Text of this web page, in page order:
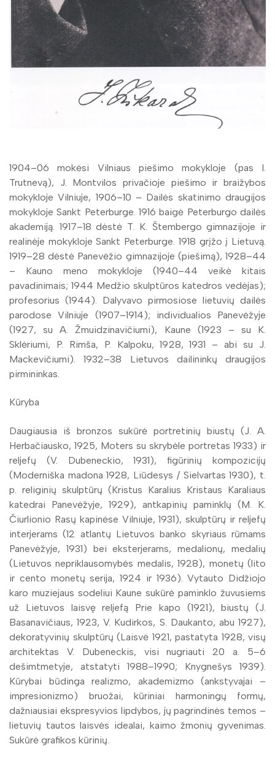
1904–06 mokėsi Vilniaus piešimo mokykloje (pas I.
Trutnevą), J. Montvilos privačioje piešimo ir braižybos
mokykloje Vilniuje, 1906–10 – Dailės skatinimo draugijos
mokykloje Sankt Peterburge. 1916 baigė Peterburgo dailės
akademiją. 1917–18 dėstė T. K. Štembergo gimnazijoje ir
realinėje mokykloje Sankt Peterburge. 1918 grįžo į Lietuvą.
1919–28 dėstė Panevėžio gimnazijoje (piešimą), 1928–44
– Kauno meno mokykloje (1940–44 veikė kitais
pavadinimais; 1944 Medžio skulptūros katedros vedėjas);
profesorius (1944). Dalyvavo pirmosiose lietuvių dailės
parodose Vilniuje (1907–1914); individualios Panevėžyje
(1927, su A. Žmuidzinavičiumi), Kaune (1923 – su K.
Sklėriumi, P. Rimša, P. Kalpoku, 1928, 1931 – abi su J.
Mackevičiumi). 1932–38 Lietuvos dailininkų draugijos
pirmininkas.
Kūryba
Daugiausia iš bronzos sukūrė portretinių biustų (J. A.
Herbačiausko, 1925, Moters su skrybėle portretas 1933) ir
reljefų (V. Dubeneckio, 1931), figūrinių kompozicijų
(Moderniška madona 1928, Liūdesys / Sielvartas 1930), t.
p. religinių skulptūrų (Kristus Karalius Kristaus Karaliaus
katedrai Panevėžyje, 1929), antkapinių paminklų (M. K.
Čiurlionio Rasų kapinėse Vilniuje, 1931), skulptūrų ir reljefų
interjerams (12 atlantų Lietuvos banko skyriaus rūmams
Panevėžyje, 1931) bei eksterjerams, medalionų, medalių
(Lietuvos nepriklausomybės medalis, 1928), monetų (lito
ir cento monetų serija, 1924 ir 1936). Vytauto Didžiojo
karo muziejaus sodeliui Kaune sukūrė paminklo žuvusiems
už Lietuvos laisvę reljefą Prie kapo (1921), biustų (J.
Basanavičiaus, 1923, V. Kudirkos, S. Daukanto, abu 1927),
dekoratyvinių skulptūrų (Laisvė 1921, pastatyta 1928, visų
architektas V. Dubeneckis, visi nugriauti 20 a. 5–6
dešimtmetyje, atstatyti 1988–1990; Knygnešys 1939).
Kūrybai būdinga realizmo, akademizmo (ankstyvajai –
impresionizmo) bruožai, kūriniai harmoningų formų,
dažniausiai ekspresyvios lipdybos, jų pagrindinės temos –
lietuvių tautos laisvės idealai, kaimo žmonių gyvenimas.
Sukūrė grafikos kūrinių.